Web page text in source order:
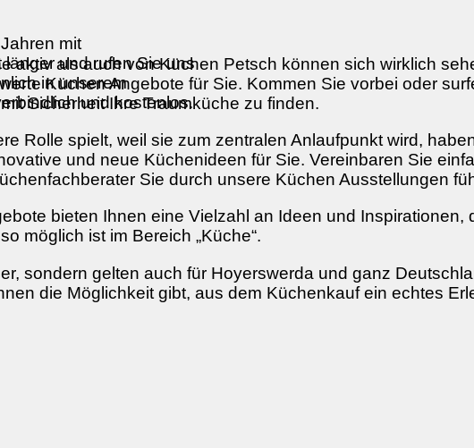
mit
und rufen Sie uns
in unserem
und kostenlos.
aktiv als auch von Küchen Petsch können sich wirklich
Küchen Angebote für Sie. Kommen Sie vorbei oder
Sicherheit Ihre Traumküche zu finden.
Rolle spielt, weil sie zum zentralen Anlaufpunkt wird,
und neue Küchenideen für Sie. Vereinbaren Sie
Sie durch unsere Küchen Ausstellungen
bieten Ihnen eine Vielzahl an Ideen und Inspirationen,
möglich ist im Bereich „Küche“.
sondern gelten auch für Hoyerswerda und ganz
die Möglichkeit gibt, aus dem Küchenkauf ein echtes